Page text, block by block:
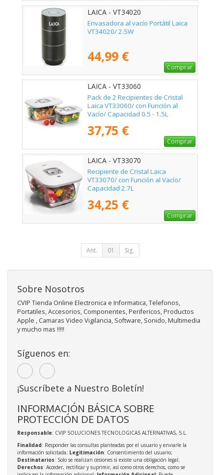
LAICA - VT34020
Envasadora al vacío Portátil Laica
VT34020/ 2.5W
44,99 €
Comprar
LAICA - VT33060
Pack de 2 Recipientes de Cristal
Laica VT33060/ con Función al
Vacío/ Capacidad 0.5 - 1.5L
37,75 €
Comprar
LAICA - VT33070
Recipiente de Cristal Laica
VT33070/ con Función al Vacío/
Capacidad 2.7L
34,25 €
Comprar
Ant. 01 Sig.
Sobre Nosotros
CVIP Tienda Online Electronica e Informatica, Telefonos,
Portatiles, Accesorios, Componentes, Perifericos, Productos
Apple , Camaras Video Vigilancia, Software, Sonido, Multimedia
y mucho mas !!!!!
Síguenos en:
¡Suscríbete a Nuestro Boletín!
INFORMACIÓN BÁSICA SOBRE
PROTECCIÓN DE DATOS
Responsable: CVIP SOLUCIONES TECNOLOGICAS ALTERNATIVAS, S.L.
Finalidad: Responder las consultas planteadas por el usuario y enviarle la
información solicitada; Legitimación: Consentimiento del usuario;
Destinatarios: Solo se realizan cesiones si existe una obligación legal;
Derechos: Acceder, rectificar y suprimir, así como otros derechos, como se